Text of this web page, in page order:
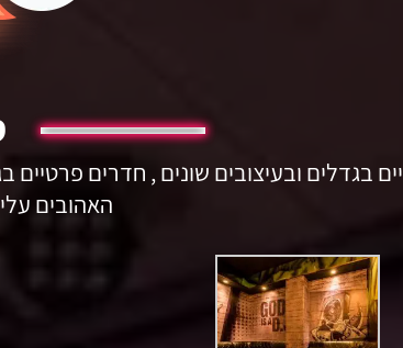
בגדלים ובעיצובים שונים , חדרים
האהובים